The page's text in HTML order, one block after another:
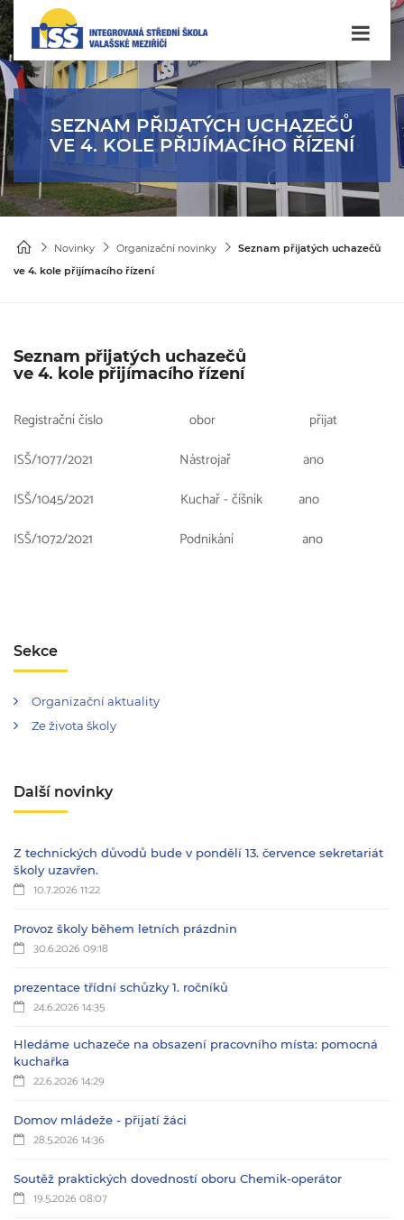
SEZNAM PŘIJATÝCH UCHAZEČŮ
VE 4. KOLE PŘIJÍMACÍHO ŘÍZENÍ
Novinky Organizační novinky
Seznam přijatých uchazečů
ve 4. kole přijímacího řízení
Seznam přijatých uchazečů
ve 4. kole přijímacího řízení
Registrační číslo obor přijat
ISŠ/1077/2021 Nástrojař ano
ISŠ/1045/2021 Kuchař - číšník ano
ISŠ/1072/2021 Podnikání ano
Sekce
Organizační aktuality
Ze života školy
Další novinky
Z technických důvodů bude v pondělí 13. července sekretariát
školy uzavřen.
10.7.2026 11:22
Provoz školy během letních prázdnin
30.6.2026 09:18
prezentace třídní schůzky 1. ročníků
24.6.2026 14:35
Hledáme uchazeče na obsazení pracovního místa: pomocná
kuchařka
22.6.2026 14:29
Domov mládeže - přijatí žáci
28.5.2026 14:36
Soutěž praktických dovedností oboru Chemik-operátor
19.5.2026 08:07